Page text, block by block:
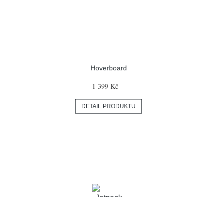
Hoverboard
1 399 Kč
DETAIL PRODUKTU